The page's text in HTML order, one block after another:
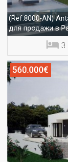
(Ref.8000-AN)
для продажи в
3
560.000€